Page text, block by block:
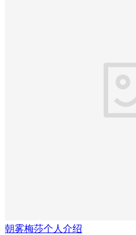
朝雾梅莎个人介绍